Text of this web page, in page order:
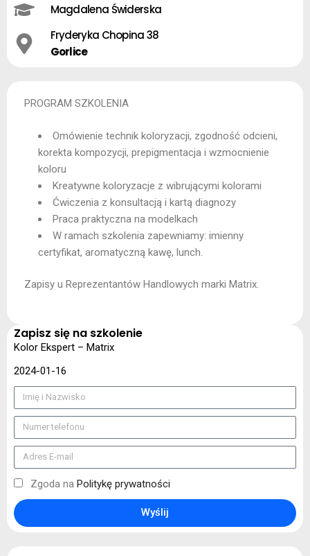
Magdalena Świderska
Fryderyka Chopina 38
Gorlice
PROGRAM SZKOLENIA
Omówienie technik koloryzacji, zgodność odcieni,
korekta kompozycji, prepigmentacja i wzmocnienie
koloru
Kreatywne koloryzacje z wibrującymi kolorami
Ćwiczenia z konsultacją i kartą diagnozy
Praca praktyczna na modelkach
W ramach szkolenia zapewniamy: imienny
certyfikat, aromatyczną kawę, lunch.
Zapisy u Reprezentantów Handlowych marki Matrix.
Zapisz się na szkolenie
Kolor Ekspert – Matrix
2024-01-16
Zgoda na Politykę prywatności
Wyślij